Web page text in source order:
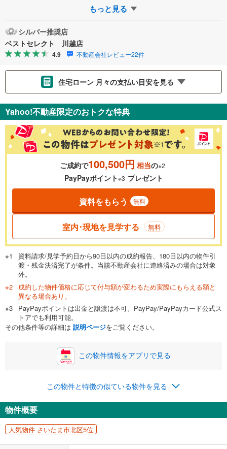
もっと見る
シルバー推奨店
ベストセレクト 川越店
4.9 不動産会社レビュー22件
住宅ローン 月々の支払い目安を見る
金利 ％
0.01%
一般的には最長35年まで借り入れ可能です。多くの金融機関
が完済時の年齢は80歳までを条件としています。
閉じる
頭金 万円
0万円 6,700万円
自己資金から住宅購入にかけられる金額を入力してくださ
い。一般的には物件価格の2割までが目安です。
閉じる
ボーナス
万円
0円
ナス時の増額分（1回分）を入力してください。
ボーナス払いの限度額は金融機関によって異なります。
閉じる
月々の返済額
Yahoo!不動産限定のおトクな特典
ご成約で100,500円 相当の※2
PayPayポイント※3 プレゼント
資料をもらう 無料
室内･現地を見学する 無料
資料請求/見学予約日から90日以内の成約報告、180日以内の物件引
渡・残金決済完了が条件。当該不動産会社に連絡済みの場合は対象
外。
成約した物件価格に応じて付与額が変わるため実際にもらえる額と
異なる場合あり。
PayPayポイントは出金と譲渡は不可。PayPay/PayPayカード公式ス
トアでも利用可能。
その他条件等の詳細は 説明ページをご覧ください。
この物件情報をアプリで見る
この物件と特徴の似ている物件を見る
物件概要
人気物件 さいたま市北区5位